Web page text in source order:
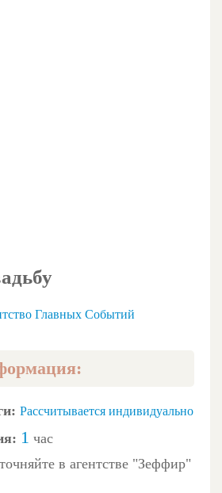
Главных Событий
Рассчитывается индивидуально
1 час
в агентстве "Зеффир"